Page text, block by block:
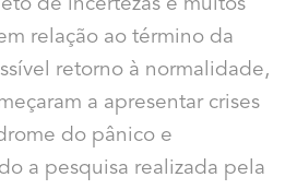
de incertezas e muitos
relação ao término da
retorno à normalidade,
a apresentar crises
do pânico e
a pesquisa realizada pela